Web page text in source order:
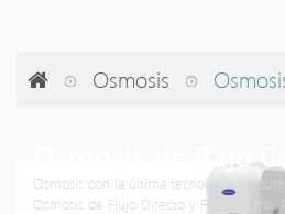
Osmosis
Osmosis de Bajo
Osmosis con la última tecnología
Osmosis de Flujo Directo y Flujo Lateral.